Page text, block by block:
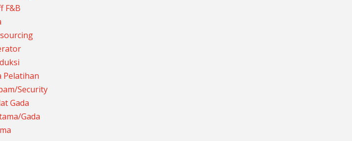
F&B
Pelatihan
Security
Gada
Gada